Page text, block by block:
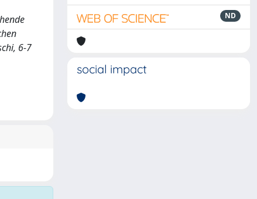
6-7
ND
social impact